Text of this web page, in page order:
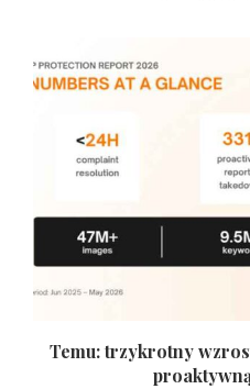
Temu: trzykrotny